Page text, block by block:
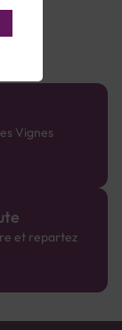
Vignes
et repartez